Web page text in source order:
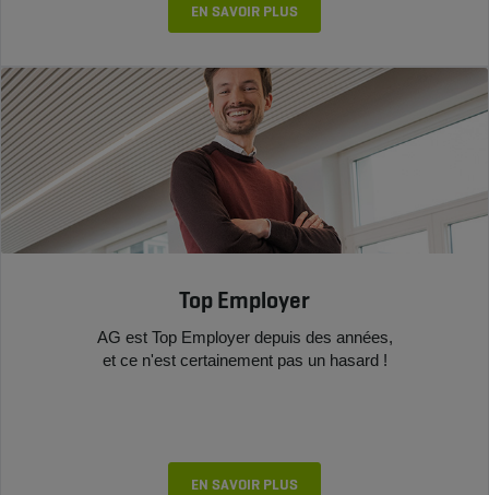
EN SAVOIR PLUS
Top Employer
AG est Top Employer depuis des années,
et ce n'est certainement pas un hasard !
EN SAVOIR PLUS